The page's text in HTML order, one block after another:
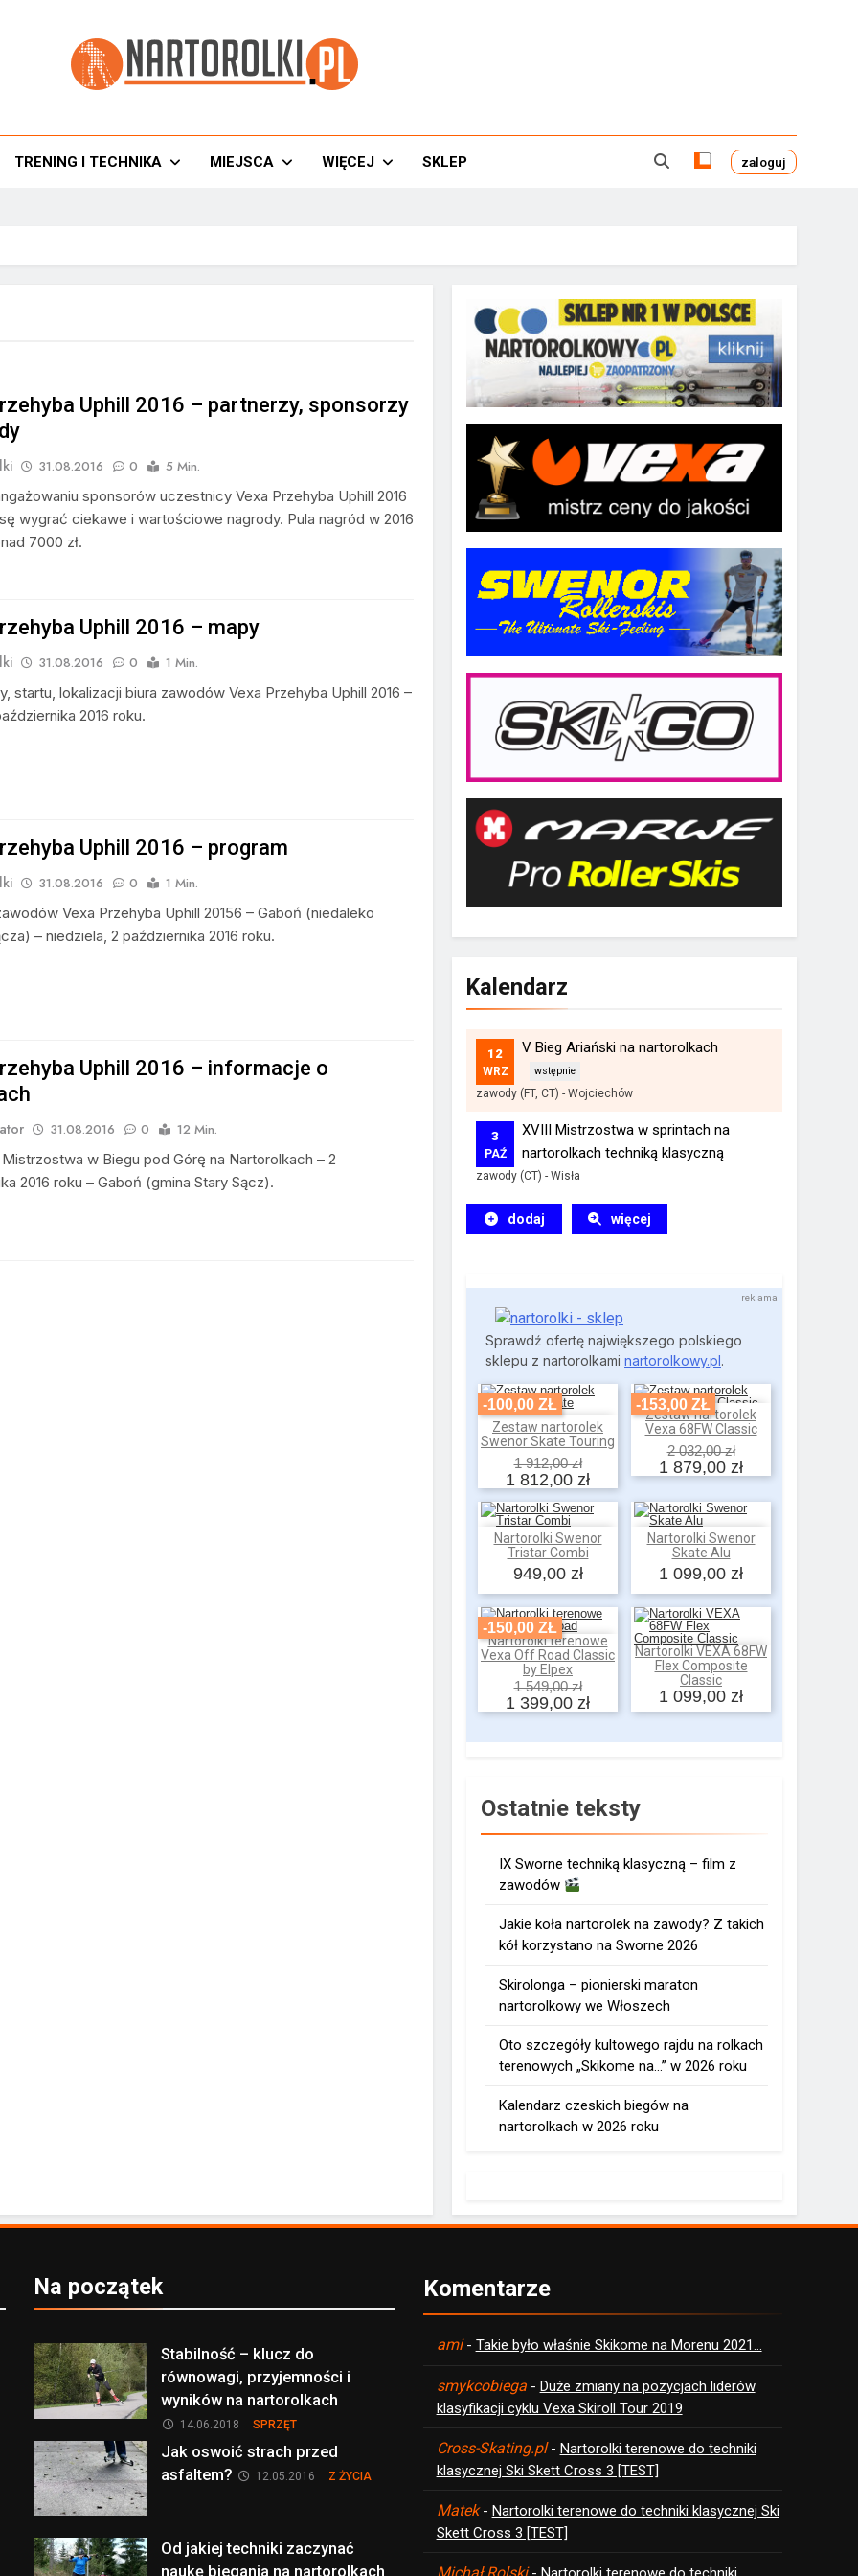
TRENING I TECHNIKA MIEJSCA WIĘCEJ SKLEP zaloguj
Uphill 2016 – partnerzy, sponsorzy
31.08.2016 0
5 Min.
sponsorów uczestnicy Vexa Przehyba Uphill 2016
wygrać ciekawe i wartościowe nagrody. Pula nagród w 2016
7000 zł.
Uphill 2016 – mapy
31.08.2016 0
1 Min.
startu, lokalizacji biura zawodów Vexa Przehyba Uphill 2016 –
2016 roku.
Uphill 2016 – program
31.08.2016 0
1 Min.
Vexa Przehyba Uphill 20156 – Gaboń (niedaleko
– niedziela, 2 października 2016 roku.
Uphill 2016 – informacje o
31.08.2016 0
12 Min.
w Biegu pod Górę na Nartorolkach – 2
2016 roku – Gaboń (gmina Stary Sącz).
Kalendarz
12
WRZ
V Bieg Ariański na nartorolkach
zawody (FT, CT) - Wojciechów
3
PAŹ
XVIII Mistrzostwa w sprintach na
nartorolkach techniką klasyczną
zawody (CT) - Wisła
dodaj więcej
Sprawdź ofertę największego polskiego
sklepu z nartorolkami nartorolkowy.pl .
-100,00 ZŁ
Zestaw nartorolek
Swenor Skate Touring
1 912,00 zł
1 812,00 zł
Dodaj do koszyka
-153,00 ZŁ
Zestaw nartorolek
Vexa 68FW Classic
2 032,00 zł
1 879,00 zł
Dodaj do koszyka
Nartorolki Swenor
Tristar Combi
949,00 zł
Dodaj do koszyka
Nartorolki Swenor
Skate Alu
1 099,00 zł
Dodaj do koszyka
-150,00 ZŁ
Nartorolki terenowe
Vexa Off Road Classic
by Elpex
1 549,00 zł
1 399,00 zł
Dodaj do koszyka
Nartorolki VEXA 68FW
Flex Composite
Classic
1 099,00 zł
Dodaj do koszyka
Ostatnie teksty
IX Sworne techniką klasyczną – film z
zawodów
Jakie koła nartorolek na zawody? Z takich
kół korzystano na Sworne 2026
Skirolonga – pionierski maraton
nartorolkowy we Włoszech
Oto szczegóły kultowego rajdu na rolkach
terenowych „Skikome na…” w 2026 roku
Kalendarz czeskich biegów na
nartorolkach w 2026 roku
Na początek
Stabilność – klucz do
równowagi, przyjemności i
wyników na nartorolkach
14.06.2018 SPRZĘT
Jak oswoić strach przed
asfaltem?
12.05.2016 Z ŻYCIA
Od jakiej techniki zaczynać
naukę biegania na nartorolkach
Komentarze
ami- Takie było właśnie Skikome na Morenu 2021…
smykcobiega- Duże zmiany na pozycjach liderów
klasyfikacji cyklu Vexa Skiroll Tour 2019
Cross-Skating.pl- Nartorolki terenowe do techniki
klasycznej Ski Skett Cross 3 [TEST]
Matek- Nartorolki terenowe do techniki klasycznej Ski
Skett Cross 3 [TEST]